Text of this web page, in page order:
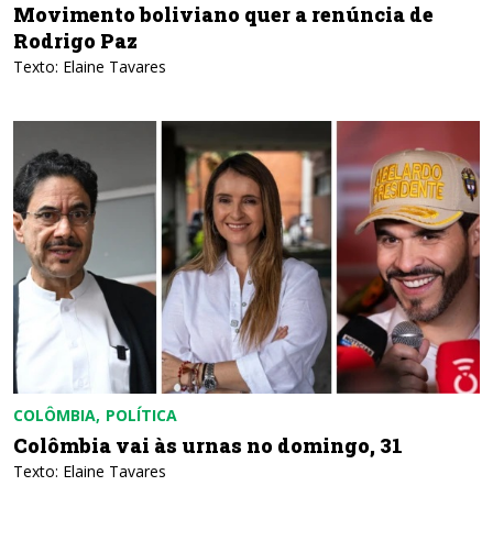
Movimento boliviano quer a renúncia de
Rodrigo Paz
Texto: Elaine Tavares
COLÔMBIA POLÍTICA
Colômbia vai às urnas no domingo, 31
Texto: Elaine Tavares